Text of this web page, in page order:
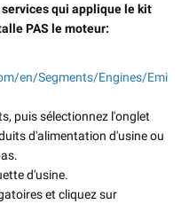
qui applique le kit
PAS le moteur:
en/Segments/Engines/Emi
puis sélectionnez l'onglet
d'alimentation d'usine ou
d'usine.
et cliquez sur